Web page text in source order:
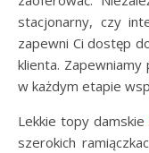
stacjonarny, czy
zapewni Ci dostęp
klienta.
w każdym etapie
Lekkie topy damskie
szerokich